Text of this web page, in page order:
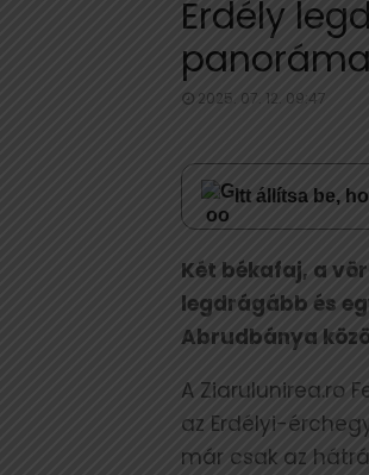
Erdély
2025. 07. 12. 09:47
Itt állítsa be,
Két békafaj, a
legdrágább és
Abrudbánya
A Ziarulunirea.ro
az Erdélyi-
már csak az